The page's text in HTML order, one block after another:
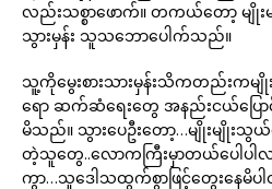
လည်းသစ္စာဖောက်။ တကယ်တော့ မျို
သွားမှန်း သူသဘောပေါက်သည်။
သူ့ကိုမွေးစားသားမှန်းသိကတည်းကမ
ရော ဆက်ဆံရေးတွေ အနည်းငယ်ပြေ
မိသည်။ သွားပေဦးတော့…မျိုးမျိုး
တဲ့သူတွေ..လောကကြီးမှာတယ်ပေါပါ
ကွာ…သူဒေါသထွက်စွာဖြင့်တွေးနေမိပ